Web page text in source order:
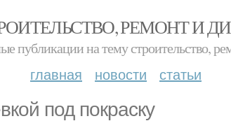
РЕМОНТ И
публикации на тему строительство,
главная новости статьи
под покраску